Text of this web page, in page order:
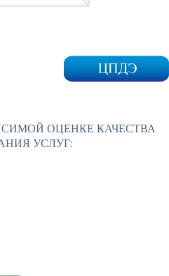
ОЦЕНКЕ КАЧЕСТВА
УСЛУГ: